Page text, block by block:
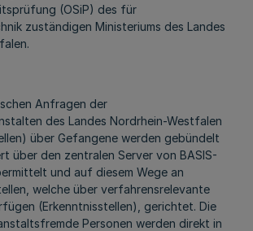
(OSiP) des für
zuständigen Ministeriums des Landes
Anfragen der
des Landes Nordrhein-Westfalen
über Gefangene werden gebündelt
über den zentralen Server von BASIS-
und auf diesem Wege an
welche über verfahrensrelevante
(Erkenntnisstellen), gerichtet. Die
Personen werden direkt in